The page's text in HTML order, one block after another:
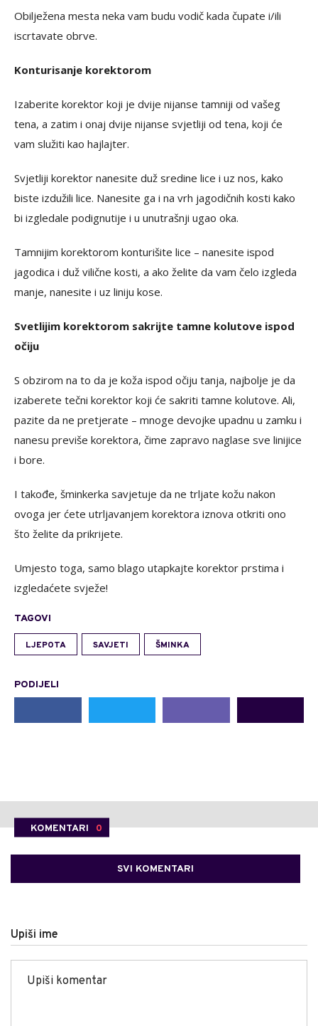
Obilježena mesta neka vam budu vodič kada čupate i/ili
iscrtavate obrve.
Konturisanje korektorom
Izaberite korektor koji je dvije nijanse tamniji od vašeg
tena, a zatim i onaj dvije nijanse svjetliji od tena, koji će
vam služiti kao hajlajter.
Svjetliji korektor nanesite duž sredine lice i uz nos, kako
biste izdužili lice. Nanesite ga i na vrh jagodičnih kosti kako
bi izgledale podignutije i u unutrašnji ugao oka.
Tamnijim korektorom konturišite lice – nanesite ispod
jagodica i duž vilične kosti, a ako želite da vam čelo izgleda
manje, nanesite i uz liniju kose.
Svetlijim korektorom sakrijte tamne kolutove ispod
očiju
S obzirom na to da je koža ispod očiju tanja, najbolje je da
izaberete tečni korektor koji će sakriti tamne kolutove. Ali,
pazite da ne pretjerate – mnoge devojke upadnu u zamku i
nanesu previše korektora, čime zapravo naglase sve linijice
i bore.
I takođe, šminkerka savjetuje da ne trljate kožu nakon
ovoga jer ćete utrljavanjem korektora iznova otkriti ono
što želite da prikrijete.
Umjesto toga, samo blago utapkajte korektor prstima i
izgledaćete svježe!
TAGOVI
LJEPOTA SAVJETI ŠMINKA
PODIJELI
KOMENTARI 0
SVI KOMENTARI
Upiši ime